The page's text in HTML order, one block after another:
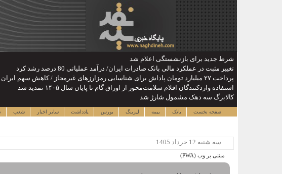
شرط جدید برای بازنشستگی اعلام شد
تغییر مثبت در عملکرد مالی بانک صادرات ایران/ درآمد عملیاتی 80 درصد رشد کرد
پرداخت ۲۷ میلیارد تومان پاداش برای شناسایی رمزارزهای غیرمجاز / کاهش سهم ایران از ماینینگ جهانی
استفاده واردکنندگان اقلام سلامت‌محور از اوراق گام تا پایان سال ۱۴۰۵ تمدید شد
کالابرگ سه دهک مشمول شارژ شد
صفحه نخست بانک بیمه لیزینگ بورس یادداشت سایر اخبار شعب
سه شنبه 12 خرداد 1405
مبتنی بر وب (PWA)